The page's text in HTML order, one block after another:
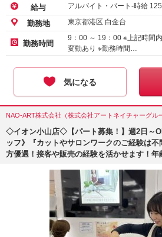
給与 アルバイト・パート-時給
勤務地 東京都港区 白金台
勤務時間
9：00 ～ 19：00 ※上記時間
変動あり ※勤務時間…
気になる
NAO-ART株式会社（株式会社アートネイチャーグル
◇イオン小山店◇【パート募集！】週2日～
ッフ》『カットやサロンワークのご経験は
方優遇！接客や販売の経験を活かせます！